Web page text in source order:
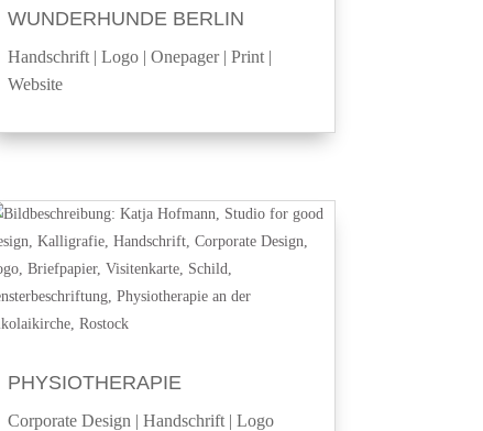
WUNDERHUNDE BERLIN
Handschrift| Logo| Onepager| Print|
Website
PHYSIOTHERAPIE
Corporate Design | Handschrift| Logo